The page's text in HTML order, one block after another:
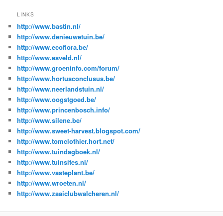
LINKS
http://www.bastin.nl/
http://www.denieuwetuin.be/
http://www.ecoflora.be/
http://www.esveld.nl/
http://www.groeninfo.com/forum/
http://www.hortusconclusus.be/
http://www.neerlandstuin.nl/
http://www.oogstgoed.be/
http://www.princenbosch.info/
http://www.silene.be/
http://www.sweet-harvest.blogspot.com/
http://www.tomclothier.hort.net/
http://www.tuindagboek.nl/
http://www.tuinsites.nl/
http://www.vasteplant.be/
http://www.wroeten.nl/
http://www.zaaiclubwalcheren.nl/